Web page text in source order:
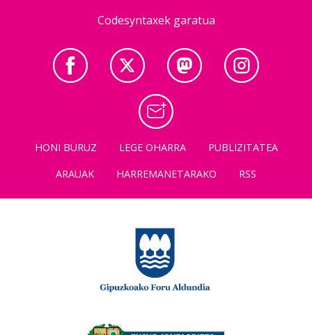
Codesyntaxek garatua
HONI BURUZ LEGE OHARRA
PUBLIZITATEA
ARAUAK
HARREMANETARAKO RSS